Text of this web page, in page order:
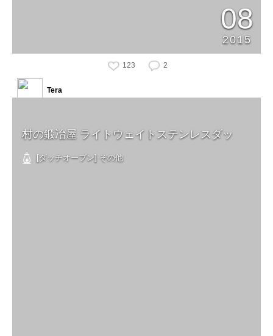
08
2015
123 2
村の鍛冶屋 ライトウェイトステンレスダッ
[ダッチオーブン] その他
Tera